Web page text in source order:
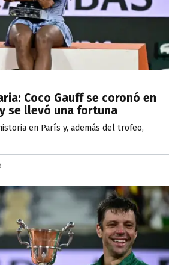
Coco Gauff se coronó en
se llevó una fortuna
en París y, además del trofeo,